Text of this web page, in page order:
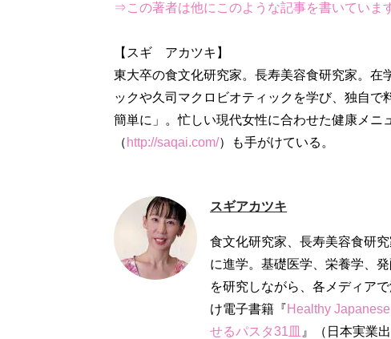
⇒この著者は他にこのような記事を書いていま
【スギ アカツキ】
東大卒の食文化研究家。長寿美容食研究家。
ックや久司マクロビオティックを学び、独自で
簡単に」。忙しい現代女性に合わせた健康メニ
（ http://saqai.com/）も手がけている。
スギアカツキ
食文化研究家、長寿美容食研
に進学。基礎医学、栄養学、
を研究しながら、各メディア
け電子書籍『Healthy
せるパスタ31皿 』（日本実業